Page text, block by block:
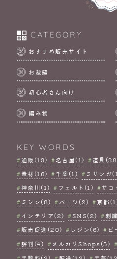
CATEGORY
おすすめ販売サイト
お裁縫
初心者さん向け
編み物
KEY WORDS
通販(13) 名古屋(1) 道具
素材(16)
千葉(1) ミサンガ
神奈川(1)
フェルト(1) サコ
ミシン(8)
パーツ(2) 京都
インテリア(2)
SNS(2) 刺
販売促進(20)
レジン(6) ビ
評判(4)
メルカリShops(5)